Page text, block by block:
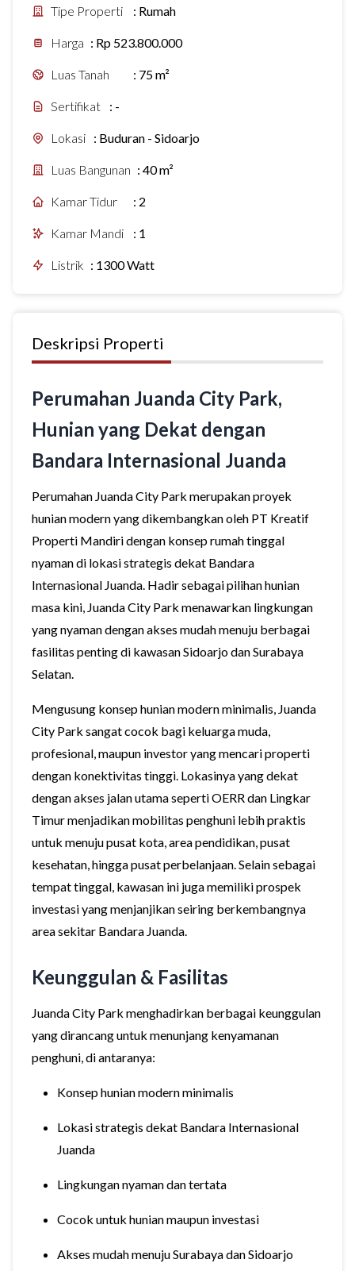
Tipe Properti : Rumah
Harga : Rp 523.800.000
Luas Tanah : 75 m²
Sertifikat : -
Lokasi : Buduran - Sidoarjo
Luas Bangunan : 40 m²
Kamar Tidur : 2
Kamar Mandi : 1
Listrik : 1300 Watt
Deskripsi Properti
Perumahan Juanda City Park,
Hunian yang Dekat dengan
Bandara Internasional Juanda
Perumahan Juanda City Park merupakan proyek
hunian modern yang dikembangkan oleh PT Kreatif
Properti Mandiri dengan konsep rumah tinggal
nyaman di lokasi strategis dekat Bandara
Internasional Juanda. Hadir sebagai pilihan hunian
masa kini, Juanda City Park menawarkan lingkungan
yang nyaman dengan akses mudah menuju berbagai
fasilitas penting di kawasan Sidoarjo dan Surabaya
Selatan.
Mengusung konsep hunian modern minimalis, Juanda
City Park sangat cocok bagi keluarga muda,
profesional, maupun investor yang mencari properti
dengan konektivitas tinggi. Lokasinya yang dekat
dengan akses jalan utama seperti OERR dan Lingkar
Timur menjadikan mobilitas penghuni lebih praktis
untuk menuju pusat kota, area pendidikan, pusat
kesehatan, hingga pusat perbelanjaan. Selain sebagai
tempat tinggal, kawasan ini juga memiliki prospek
investasi yang menjanjikan seiring berkembangnya
area sekitar Bandara Juanda.
Keunggulan & Fasilitas
Juanda City Park menghadirkan berbagai keunggulan
yang dirancang untuk menunjang kenyamanan
penghuni, di antaranya:
Konsep hunian modern minimalis
Lokasi strategis dekat Bandara Internasional
Juanda
Lingkungan nyaman dan tertata
Cocok untuk hunian maupun investasi
Akses mudah menuju Surabaya dan Sidoarjo